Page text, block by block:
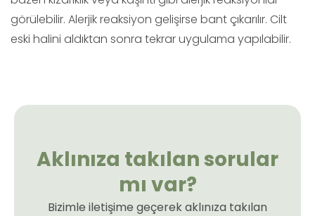
görülebilir. Alerjik reaksiyon gelişirse bant çıkarılır. Cilt
eski halini aldıktan sonra tekrar uygulama yapılabilir.
Aklınıza takılan sorular
mı var?
Bizimle iletişime geçerek aklınıza takılan